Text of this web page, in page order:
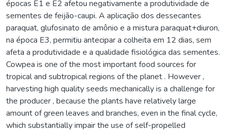
épocas E1 e E2 afetou negativamente a produtividade de
sementes de feijão-caupi. A aplicação dos dessecantes
paraquat, glufosinato de amônio e a mistura paraquat+diuron,
na época E3, permitiu antecipar a colheita em 12 dias, sem
afeta a produtividade e a qualidade fisiológica das sementes.
Cowpea is one of the most important food sources for
tropical and subtropical regions of the planet . However ,
harvesting high quality seeds mechanically is a challenge for
the producer , because the plants have relatively large
amount of green leaves and branches, even in the final cycle,
which substantially impair the use of self-propelled